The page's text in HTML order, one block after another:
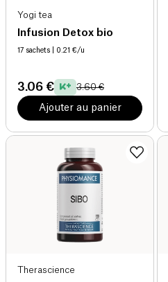
Yogi tea
Infusion Detox bio
17 sachets | 0.21 €/u
3.06 € 3.60 €
Ajouter au panier
Therascience